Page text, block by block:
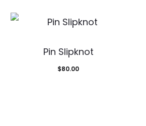
Pin Slipknot
$80.00